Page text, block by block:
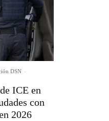
DSN -
ICE en
con
2026